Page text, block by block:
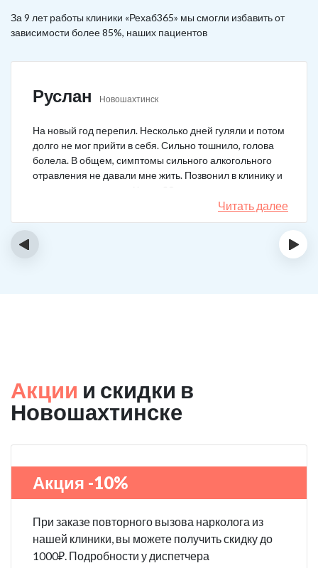
За 9 лет работы клиники «Рехаб365» мы смогли избавить от
зависимости более 85%, наших пациентов
Руслан Новошахтинск
На новый год перепил. Несколько дней гуляли и потом
долго не мог прийти в себя. Сильно тошнило, голова
болела. В общем, симптомы сильного алкогольного
отравления не давали мне жить. Позвонил в клинику и
вызвал врача на дом. Через 20 минут приехал
нарколог, поставил мне усиленную капельницу. Сразу
стало легче.
Читать далее
‹ ›
Акции и скидки в
Новошахтинске
Акция -10%
При заказе повторного вызова нарколога из
нашей клиники, вы можете получить скидку до
1000₽. Подробности у диспетчера